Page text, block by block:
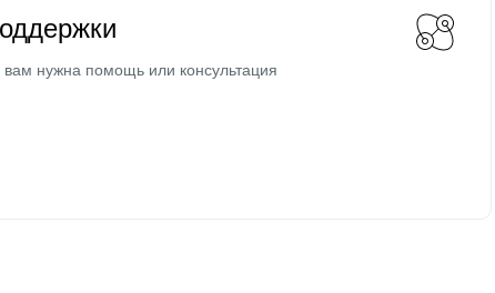
нужна помощь или консультация